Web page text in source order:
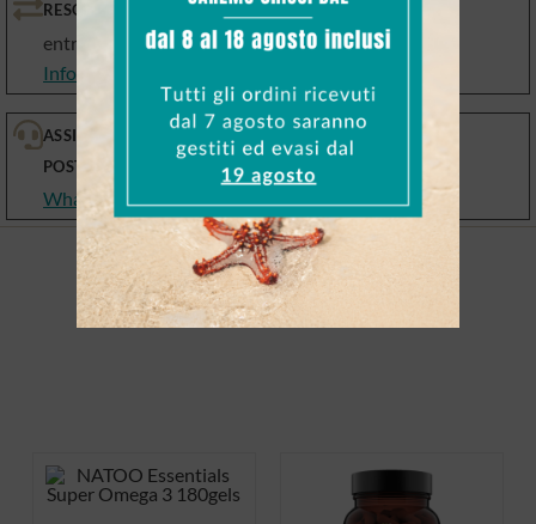
RESO GARANTITO
entro 10 giorni
Info Resi e Cambi
ASSISTENZA PRE E
POST VENDITA
WhatsApp, email, telefono